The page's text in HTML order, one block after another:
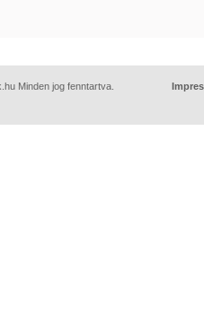
Minden jog fenntartva.